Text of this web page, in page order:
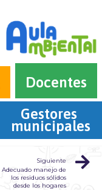
Docentes
Gestores
municipales
Siguiente
Adecuado manejo de
los residuos sólidos
desde los hogares